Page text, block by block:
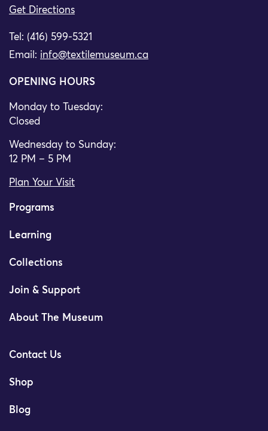
Get Directions
Tel: (416) 599-5321
Email: info@textilemuseum.ca
OPENING HOURS
Monday to Tuesday:
Closed
Wednesday to Sunday:
12 PM – 5 PM
Plan Your Visit
Programs
Learning
Collections
Join & Support
About The Museum
Contact Us
Shop
Blog